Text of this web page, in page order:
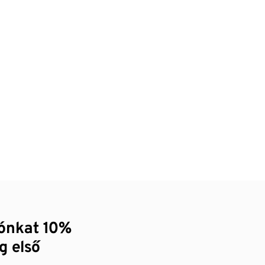
10%
első